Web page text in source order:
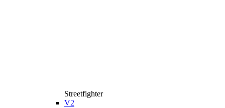
Streetfighter
V2